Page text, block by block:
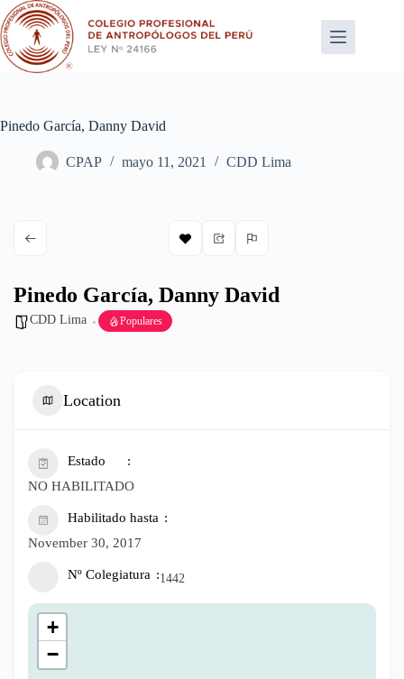
Saltar
al
contenido
Pinedo García, Danny David
CPAP mayo 11, 2021 CDD Lima
Pinedo García, Danny David
CDD Lima Populares
Location
Estado
NO HABILITADO
Habilitado hasta
November 30, 2017
Nº Colegiatura 1442
+
−